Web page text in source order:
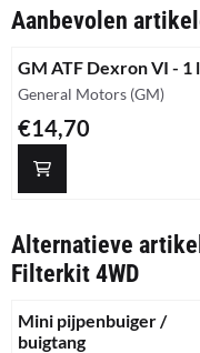
Aanbevolen
GM ATF Dexron VI - 1
Merk:
General Motors (GM)
Prijs: 14,70
€14,70
Alternatieve
Filterkit 4WD
Mini pijpenbuiger /
buigtang